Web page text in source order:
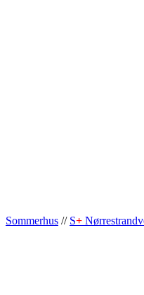
Sommerhus // S+